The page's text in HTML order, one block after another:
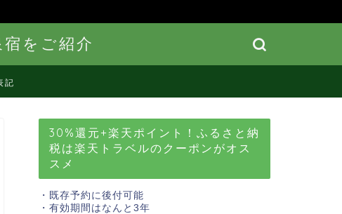
をご紹介
記
30%還元+楽天ポイント！ふるさと納
税は楽天トラベルのクーポンがオス
スメ
・既存予約に後付可能
・有効期間はなんと3年